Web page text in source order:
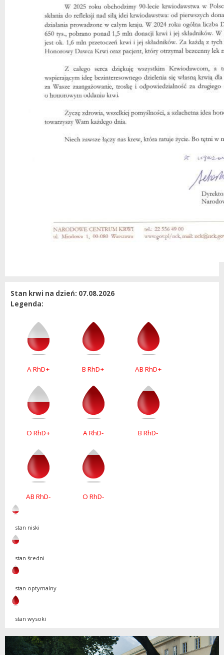
Stan krwi na dzień: 07.08.2026
Legenda:
A RhD+ B RhD+ AB RhD+
O RhD+ A RhD- B RhD-
AB RhD- O RhD-
stan niski
stan średni
stan optymalny
stan wysoki